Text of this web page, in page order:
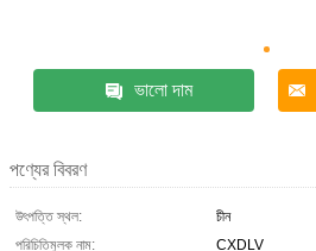
ভালো দাম
পণ্যের বিবরণ
উৎপত্তি স্থল:
চীন
পরিচিতিমুলক নাম:
CXDLV